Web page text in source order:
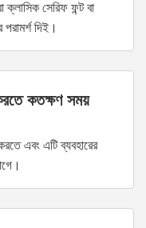
ক্লাসিক সেরিফ ফন্ট বা
পরামর্শ দিই।
কতক্ষণ সময়
এবং এটি ব্যবহারের